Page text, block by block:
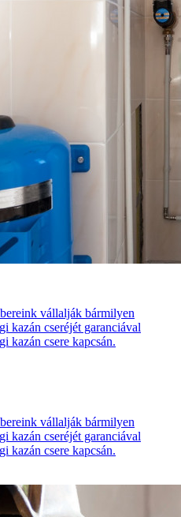
vállalják bármilyen
kazán cseréjét garanciával
kazán csere kapcsán.
vállalják bármilyen
kazán cseréjét garanciával
kazán csere kapcsán.